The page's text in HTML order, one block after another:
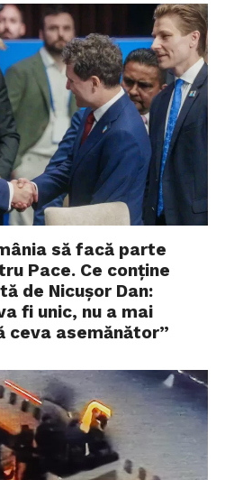
să facă parte
Pace. Ce conține
de Nicușor Dan:
fi unic, nu a mai
ceva asemănător”